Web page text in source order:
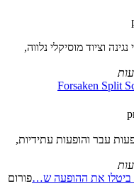
וציוד מוסיקלי נלווה,
Forsaken Split
עבר והופעות עתידיות,
פורום